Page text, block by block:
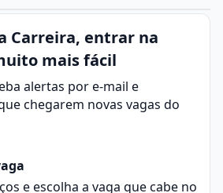
de segurança, com foco em
e disponibilidade das
estudantes também aprendem
de riscos, firewalls,
de intrusão, auditoria de
técnicas de análise forense,
é o conjunto de práticas,
utilizadas paraproteger dados
acessos não autorizados
modificação ou destruição.
a confidencialidade,
das informações
de dados.
é essencial em empresas,
Carreira, entrar na
mais fácil
alertas por e-mail e
chegarem novas vagas do
e escolha a vaga que cabe no